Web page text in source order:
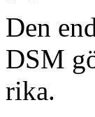
Den
DSM
rika.